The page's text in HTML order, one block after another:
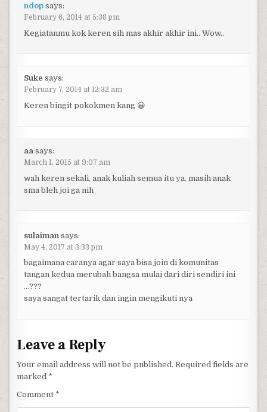
ndop says:
February 6, 2014 at 5:38 pm
Kegiatanmu kok keren sih mas akhir akhir ini.. Wow..
Suke says:
February 7, 2014 at 12:32 am
Keren bingit pokokmen kang 😀
aa says:
March 1, 2015 at 9:07 am
wah keren sekali, anak kuliah semua itu ya. masih anak
sma bleh joi ga nih
sulaiman says:
May 4, 2017 at 3:33 pm
bagaimana caranya agar saya bisa join di komunitas
tangan kedua merubah bangsa mulai dari diri sendiri ini
…???
saya sangat tertarik dan ingin mengikuti nya
Leave a Reply
Your email address will not be published. Required fields are
marked *
Comment *